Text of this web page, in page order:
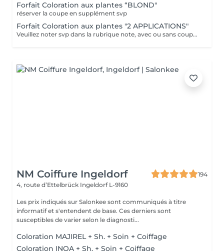
Forfait Coloration aux plantes “BLOND"
réserver la coupe en supplément svp
Forfait Coloration aux plantes "2 APPLICATIONS"
Veuillez noter svp dans la rubrique note, avec ou sans coupe. Merci.
NM Coiffure Ingeldorf
194
4, route d’Ettelbrück Ingeldorf L-9160
Les prix indiqués sur Salonkee sont communiqués à titre
informatif et s'entendent de base. Ces derniers sont
susceptibles de varier selon le diagnosti...
Coloration MAJIREL + Sh. + Soin + Coiffage
Coloration INOA + Sh. + Soin + Coiffage